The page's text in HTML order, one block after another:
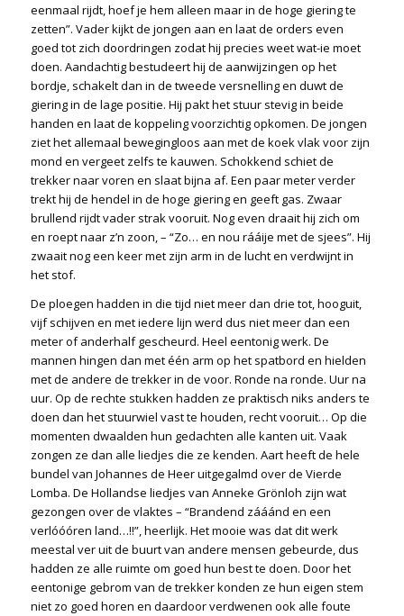
eenmaal rijdt, hoef je hem alleen maar in de hoge giering te
zetten”. Vader kijkt de jongen aan en laat de orders even
goed tot zich doordringen zodat hij precies weet wat-ie moet
doen. Aandachtig bestudeert hij de aanwijzingen op het
bordje, schakelt dan in de tweede versnelling en duwt de
giering in de lage positie. Hij pakt het stuur stevig in beide
handen en laat de koppeling voorzichtig opkomen. De jongen
ziet het allemaal bewegingloos aan met de koek vlak voor zijn
mond en vergeet zelfs te kauwen. Schokkend schiet de
trekker naar voren en slaat bijna af. Een paar meter verder
trekt hij de hendel in de hoge giering en geeft gas. Zwaar
brullend rijdt vader strak vooruit. Nog even draait hij zich om
en roept naar z’n zoon, – “Zo… en nou rááije met de sjees”. Hij
zwaait nog een keer met zijn arm in de lucht en verdwijnt in
het stof.
De ploegen hadden in die tijd niet meer dan drie tot, hooguit,
vijf schijven en met iedere lijn werd dus niet meer dan een
meter of anderhalf gescheurd. Heel eentonig werk. De
mannen hingen dan met één arm op het spatbord en hielden
met de andere de trekker in de voor. Ronde na ronde. Uur na
uur. Op de rechte stukken hadden ze praktisch niks anders te
doen dan het stuurwiel vast te houden, recht vooruit… Op die
momenten dwaalden hun gedachten alle kanten uit. Vaak
zongen ze dan alle liedjes die ze kenden. Aart heeft de hele
bundel van Johannes de Heer uitgegalmd over de Vierde
Lomba. De Hollandse liedjes van Anneke Grönloh zijn wat
gezongen over de vlaktes – “Brandend zááánd en een
verlóóóren land…!!”, heerlijk. Het mooie was dat dit werk
meestal ver uit de buurt van andere mensen gebeurde, dus
hadden ze alle ruimte om goed hun best te doen. Door het
eentonige gebrom van de trekker konden ze hun eigen stem
niet zo goed horen en daardoor verdwenen ook alle foute